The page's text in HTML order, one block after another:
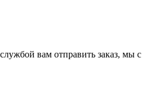
вам отправить заказ, мы с